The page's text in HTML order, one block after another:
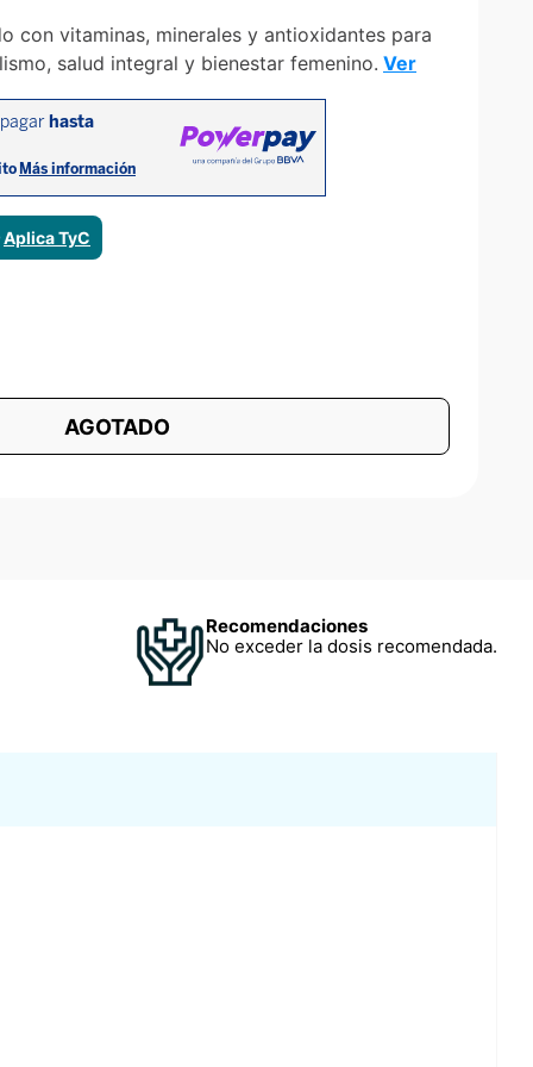
con vitaminas, minerales y antioxidantes para
salud integral y bienestar femenino. Ver
Aplica TyC
AGOTADO
Recomendaciones
No exceder la dosis recomendada.